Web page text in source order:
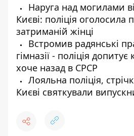
Наруга над могилами
Києві: поліція оголосила
затриманій жінці
Встромив радянські
гімназії - поліція
хоче назад в СРСР
Лояльна поліція,
Києві святкували